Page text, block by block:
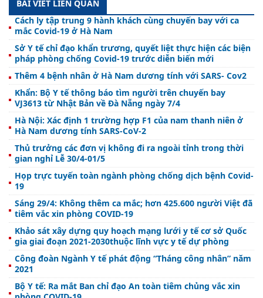
BÀI VIẾT LIÊN QUAN
Cách ly tập trung 9 hành khách cùng chuyến bay với ca
mắc Covid-19 ở Hà Nam
Sở Y tế chỉ đạo khẩn trương, quyết liệt thực hiện các biện
pháp phòng chống Covid-19 trước diễn biến mới
Thêm 4 bệnh nhân ở Hà Nam dương tính với SARS- Cov2
Khẩn: Bộ Y tế thông báo tìm người trên chuyến bay
VJ3613 từ Nhật Bản về Đà Nẵng ngày 7/4
Hà Nội: Xác định 1 trường hợp F1 của nam thanh niên ở
Hà Nam dương tính SARS-CoV-2
Thủ trưởng các đơn vị không đi ra ngoài tỉnh trong thời
gian nghỉ Lễ 30/4-01/5
Họp trực tuyến toàn ngành phòng chống dịch bệnh Covid-
19
Sáng 29/4: Không thêm ca mắc; hơn 425.600 người Việt đã
tiêm vắc xin phòng COVID-19
Khảo sát xây dựng quy hoạch mạng lưới y tế cơ sở Quốc
gia giai đoạn 2021-2030thuộc lĩnh vực y tế dự phòng
Công đoàn Ngành Y tế phát động “Tháng công nhân” năm
2021
Bộ Y tế: Ra mắt Ban chỉ đạo An toàn tiêm chủng vắc xin